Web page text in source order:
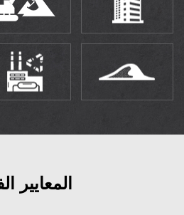
المعايير